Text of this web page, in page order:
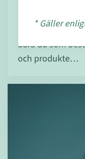
eller företag
bara du som
och produkte…
* Gäller